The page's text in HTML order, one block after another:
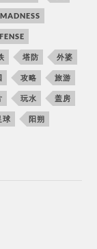
塔防 外婆
攻略 旅游
玩水 盖房
球 阳朔